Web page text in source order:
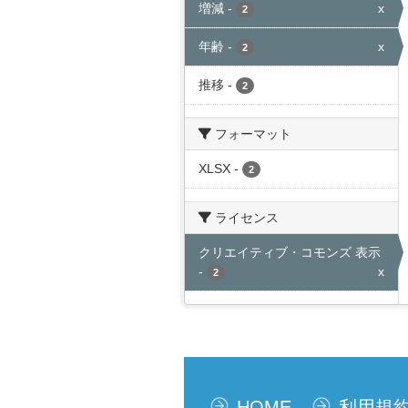
増減 - 2 x
年齢 - 2 x
推移 - 2
フォーマット
XLSX - 2
ライセンス
クリエイティブ・コモンズ 表示
-
2 x